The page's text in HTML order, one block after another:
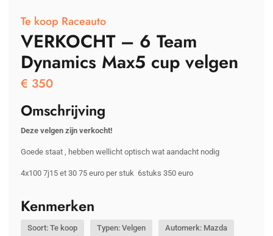
Te koop Raceauto
VERKOCHT – 6 Team
Dynamics Max5 cup velgen
€ 350
Omschrijving
Deze velgen zijn verkocht!
Goede staat , hebben wellicht optisch wat aandacht nodig
4x100 7j15 et 30 75 euro per stuk 6stuks 350 euro
Kenmerken
Soort: Te koop Typen: Velgen Automerk: Mazda